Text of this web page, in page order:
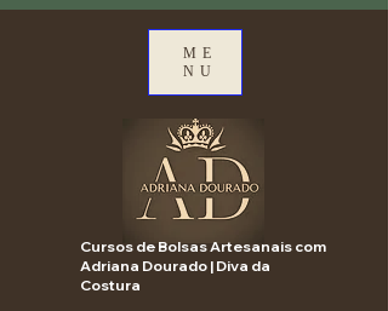
ME
NU
Cursos de Bolsas Artesanais com
Adriana Dourado | Diva da
Costura